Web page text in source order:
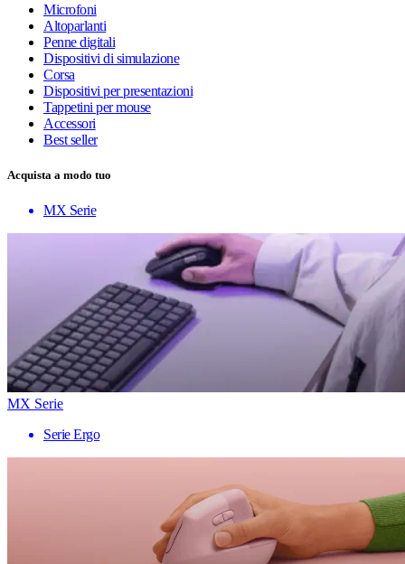
Microfoni
Altoparlanti
Penne digitali
Dispositivi di simulazione
Corsa
Dispositivi per presentazioni
Tappetini per mouse
Accessori
Best seller
Acquista a modo tuo
MX Serie
MX Serie
Serie Ergo